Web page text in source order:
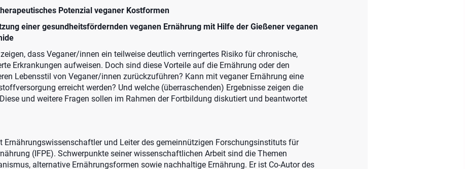
Potenzial veganer Kostformen
einer gesundheitsfördernden veganen Ernährung mit Hilfe der Gießener veganen
dass Veganer/innen ein teilweise deutlich verringertes Risiko für chronische,
Erkrankungen aufweisen. Doch sind diese Vorteile auf die Ernährung oder den
Lebensstil von Veganer/innen zurückzuführen? Kann mit veganer Ernährung eine
erreicht werden? Und welche (überraschenden) Ergebnisse zeigen die
und weitere Fragen sollen im Rahmen der Fortbildung diskutiert und beantwortet
Ernährungswissenschaftler und Leiter des gemeinnützigen Forschungsinstituts für
(IFPE). Schwerpunkte seiner wissenschaftlichen Arbeit sind die Themen
alternative Ernährungsformen sowie nachhaltige Ernährung. Er ist Co-Autor des